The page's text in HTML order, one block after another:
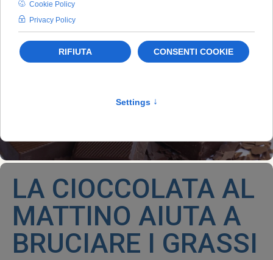
LA CIOCCOLATA AL MATTINO AIUTA A BRUCIARE I GRASSI
LA CIOCCOLATA AL
MATTINO AIUTA A
BRUCIARE I GRASSI